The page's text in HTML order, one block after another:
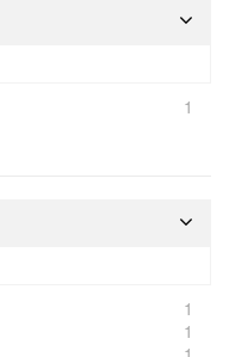
1
1
1